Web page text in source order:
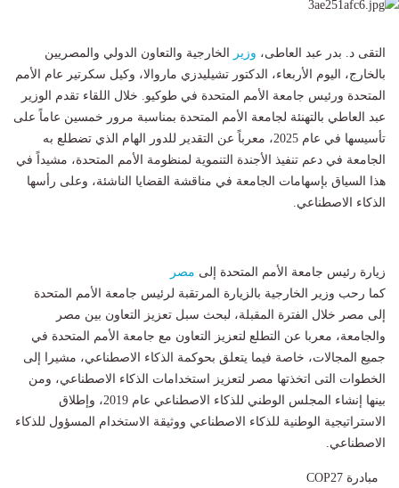
التقى د. بدر عبد العاطى، وزير
الخارجية والتعاون الدولي والمصريين
بالخارج، اليوم الأربعاء، الدكتور تشيليدزي ماروالا، وكيل سكرتير عام الأمم
المتحدة ورئيس جامعة الأمم المتحدة في طوكيو. خلال اللقاء تقدم الوزير
عبد العاطي بالتهنئة لجامعة الأمم المتحدة بمناسبة مرور خمسين عاماً على
تأسيسها في عام 2025، معرباً عن التقدير للدور الهام الذي تضطلع به
الجامعة في دعم تنفيذ الأجندة التنموية لمنظومة الأمم المتحدة، مشيداً في
هذا السياق بإسهامات الجامعة في مناقشة القضايا الناشئة، وعلى رأسها
الذكاء الاصطناعي.
زيارة رئيس جامعة الأمم المتحدة إلى مصر
كما رحب وزير الخارجية بالزيارة المرتقبة لرئيس جامعة الأمم المتحدة
إلى مصر خلال الفترة المقبلة، لبحث سبل تعزيز التعاون بين مصر
والجامعة، معربا عن التطلع لتعزيز التعاون مع جامعة الأمم المتحدة في
جميع المجالات، خاصة فيما يتعلق بحوكمة الذكاء الاصطناعي، مشيرا إلى
الخطوات التى اتخذتها مصر لتعزيز استخدامات الذكاء الاصطناعي، ومن
بينها إنشاء المجلس الوطني للذكاء الاصطناعي عام 2019، وإطلاق
الاستراتيجية الوطنية للذكاء الاصطناعي ووثيقة الاستخدام المسؤول للذكاء
الاصطناعي.
مبادرة COP27